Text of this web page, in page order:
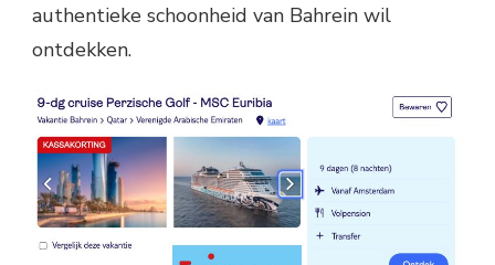
authentieke schoonheid van Bahrein wil
ontdekken.